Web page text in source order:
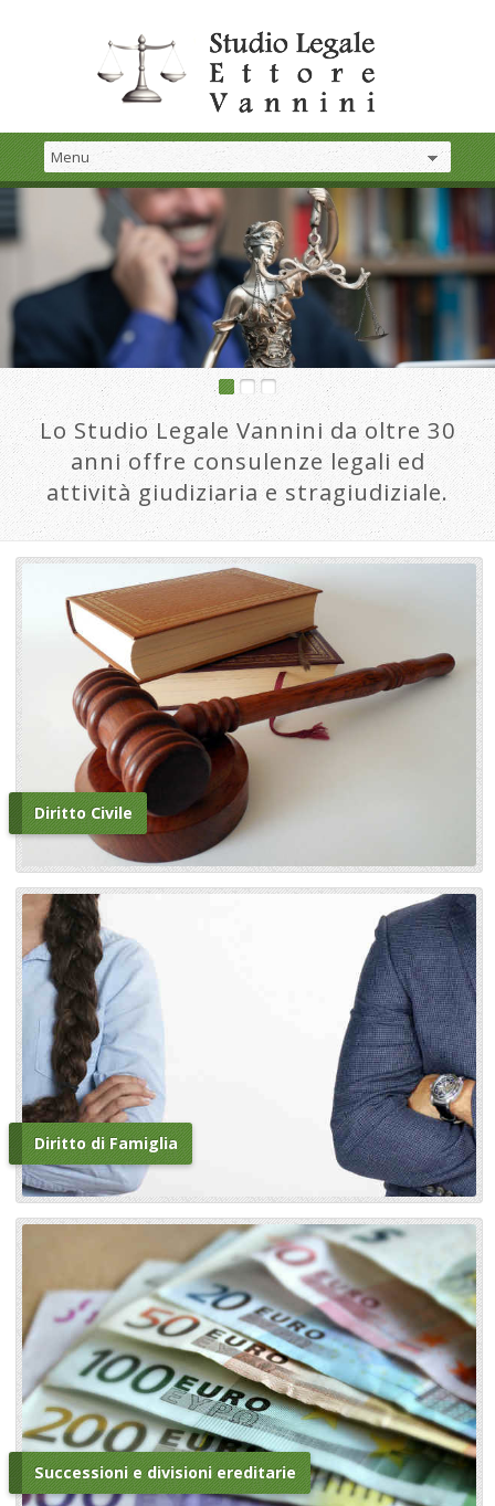
Lo Studio Legale Vannini da oltre 30
anni offre consulenze legali ed
attività giudiziaria e stragiudiziale.
Diritto Civile
Diritto di Famiglia
Successioni e divisioni ereditarie